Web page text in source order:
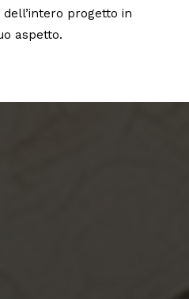
dell’intero progetto in
aspetto.